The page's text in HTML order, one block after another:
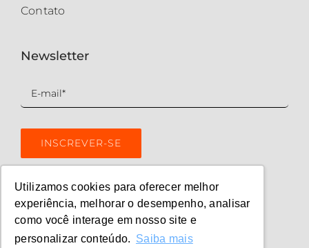
Utilizamos cookies para oferecer melhor
experiência, melhorar o desempenho, analisar
como você interage em nosso site e
personalizar conteúdo. Saiba mais
Contato
Newsletter